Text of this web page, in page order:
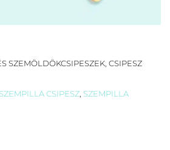
SZEMÖLDÖKCSIPESZEK, CSIPESZ
SZEMPILLA CSIPESZ, SZEMPILLA